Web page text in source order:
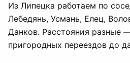
Из Липецка работаем по
Лебедянь, Усмань, Елец,
Данков. Расстояния разные
пригородных переездов до